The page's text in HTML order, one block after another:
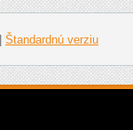
Štandardnú verziu